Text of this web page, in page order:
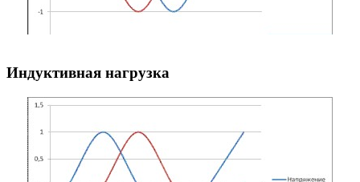
Индуктивная нагрузка